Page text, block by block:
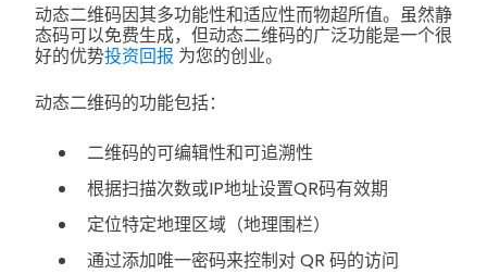
动态二维码因其多功能性和适应性而物超所值。虽然静
态码可以免费生成，但动态二维码的广泛功能是一个很
好的优势投资回报 为您的创业。
动态二维码的功能包括：
二维码的可编辑性和可追溯性
根据扫描次数或IP地址设置QR码有效期
定位特定地理区域（地理围栏）
通过添加唯一密码来控制对 QR 码的访问